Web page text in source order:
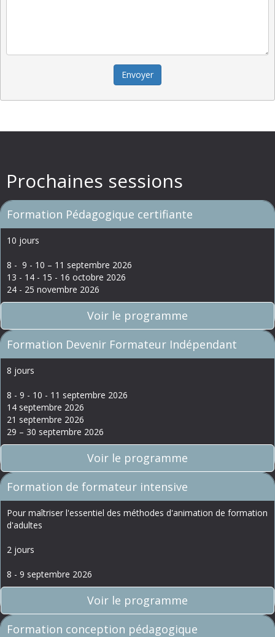
Envoyer
Prochaines sessions
Formation Pédagogique certifiante
10 jours
8 - 9 - 10 – 11 septembre 2026
13 - 14 - 15 - 16 octobre 2026
24 - 25 novembre 2026
Voir le programme
Formation Devenir Formateur Indépendant
8 jours
8 - 9 - 10 - 11 septembre 2026
14 septembre 2026
21 septembre 2026
29 – 30 septembre 2026
Voir le programme
Formation de formateur intensive
Pour maîtriser l'essentiel des méthodes d'animation de formation
d'adultes
2 jours
8 - 9 septembre 2026
Voir le programme
Formation conception pédagogique